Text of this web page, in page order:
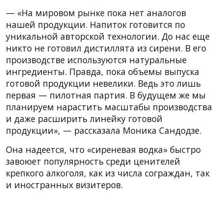
— «На мировом рынке пока нет аналогов
нашей продукции. Напиток готовится по
уникальной авторской технологии. До нас еще
никто не готовил дистиллята из сирени. В его
производстве используются натуральные
ингредиенты. Правда, пока объемы выпуска
готовой продукции невелики. Ведь это лишь
первая — пилотная партия. В будущем же мы
планируем нарастить масштабы производства
и даже расширить линейку готовой
продукции», — рассказала Моника Сандодзе.
Она надеется, что «сиреневая водка» быстро
завоюет популярность среди ценителей
крепкого алкоголя, как из числа сограждан, так
и иностранных визитеров.